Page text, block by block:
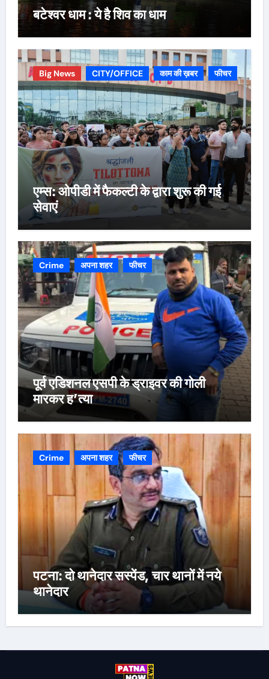
बटेश्वर धाम : ये है शिव का धाम
Big News CITY/OFFICE काम की ख़बर फीचर
एम्स: ओपीडी में फैकल्टी के द्वारा शुरू की गई
सेवाएं
Crime अपना शहर फीचर
पूर्व एडिशनल एसपी के ड्राइवर की गोली
मारकर ह’त्या
Crime अपना शहर फीचर
पटना: दो थानेदार सस्पेंड, चार थानों में नये
थानेदार